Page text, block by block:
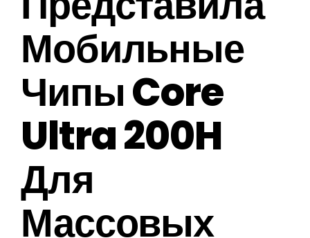
Мобильные
Чипы Core
Ultra 200H
Для
Массовых